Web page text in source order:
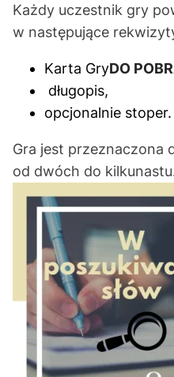
Każdy uczestnik gry
w następujące
Karta GryDO
długopis,
opcjonalnie stoper.
Gra jest przeznaczona
od dwóch do